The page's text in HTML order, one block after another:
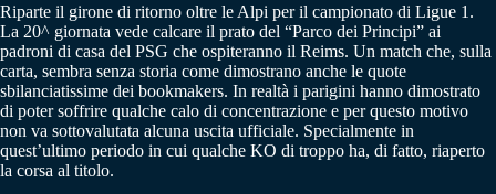
Riparte il girone di ritorno oltre le Alpi per il campionato di Ligue 1.
La 20^ giornata vede calcare il prato del “Parco dei Principi” ai
padroni di casa del PSG che ospiteranno il Reims. Un match che, sulla
carta, sembra senza storia come dimostrano anche le quote
sbilanciatissime dei bookmakers. In realtà i parigini hanno dimostrato
di poter soffrire qualche calo di concentrazione e per questo motivo
non va sottovalutata alcuna uscita ufficiale. Specialmente in
quest’ultimo periodo in cui qualche KO di troppo ha, di fatto, riaperto
la corsa al titolo.